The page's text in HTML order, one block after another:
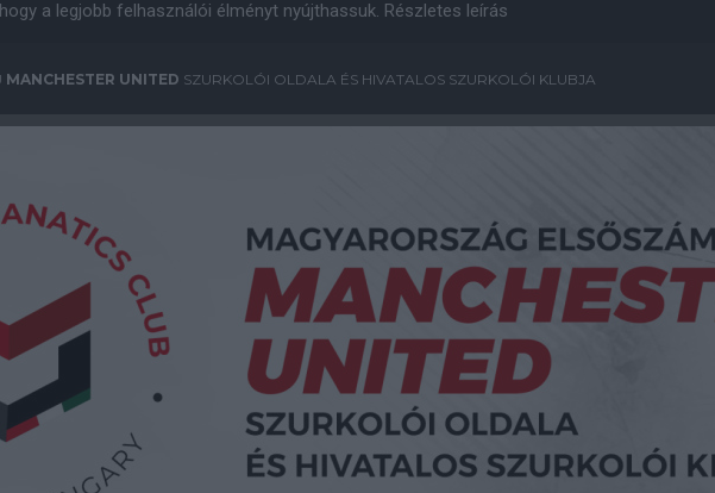
a legjobb felhasználói élményt nyújthassuk. Részletes leírás
MANCHESTER UNITED SZURKOLÓI OLDALA ÉS HIVATALOS SZURKOLÓI KLUBJA